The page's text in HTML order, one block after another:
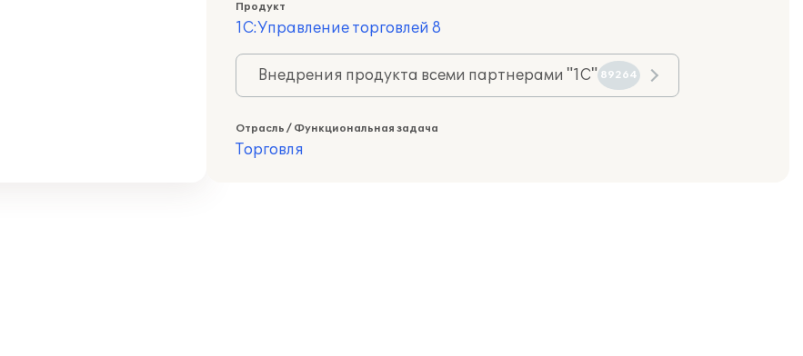
Продукт
1С:Управление торговлей 8
Внедрения продукта всеми партнерами "1С" 89264
Отрасль / Функциональная задача
Торговля